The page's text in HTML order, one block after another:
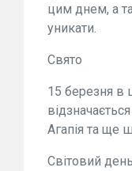
цим днем, а
уникати.
Свято
15 березня в
Агапія та ще
Світовий